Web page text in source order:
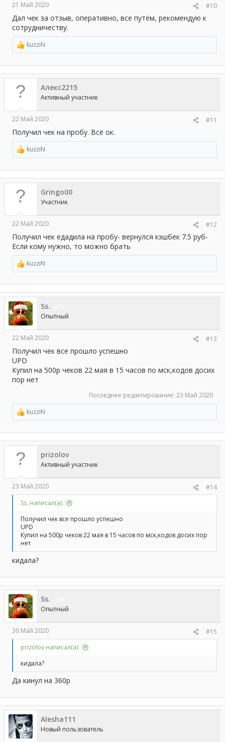
21 Май 2020 #10
Дал чек за отзыв, оперативно, все путём, рекомендую к
сотрудничеству.
Р
е
а
к
ц
и
и
kuzziN
Алекс2215
Активный участник
22 Май 2020 #11
Получил чек на пробу. Всё ок.
Р
е
а
к
ц
и
и
kuzziN
Gringo00
Участник
22 Май 2020 #12
Получил чек едадила на пробу- вернулся кэшбек 7.5 руб-
Если кому нужно, то можно брать
Р
е
а
к
ц
и
и
:
kuzziN
Ss.
Опытный
22 Май 2020 #13
Получил чек все прошло успешно
UPD
Купил на 500р чеков 22 мая в 15 часов по мск,кодов досих
пор нет
Последнее редактирование: 23 Май 2020
Р
е
а
к
ц
и
и
kuzziN
prizolov
Активный участник
23 Май 2020
#14
Ss. написал(а):
Получил чек все прошло успешно
UPD
Купил на 500р чеков 22 мая в 15 часов по мск,кодов досих пор
нет
кидала?
Ss.
Опытный
30 Май 2020
#15
prizolov написал(а):
кидала?
Да кинул на 360р
Alesha111
Новый пользователь